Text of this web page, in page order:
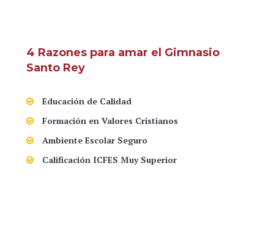
4 Razones para amar el Gimnasio
Santo Rey
Educación de Calidad
Formación en Valores Cristianos
Ambiente Escolar Seguro
Calificación ICFES Muy Superior